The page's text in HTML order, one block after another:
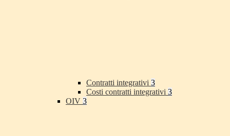
Contratti integrativi 3
Costi contratti integrativi 3
OIV 3